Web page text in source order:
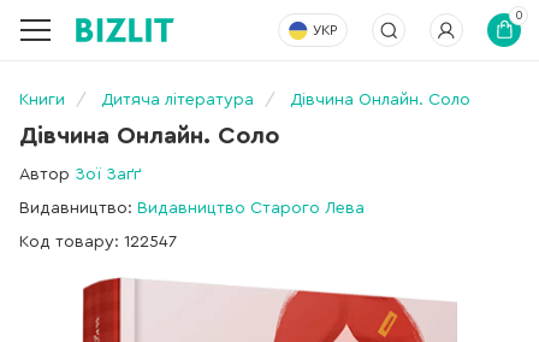
УКР
0
Книги Дитяча література Дівчина Онлайн. Соло
Дівчина Онлайн. Соло
Автор Зої Заґґ
Видавництво: Видавництво Старого Лева
Код товару: 122547